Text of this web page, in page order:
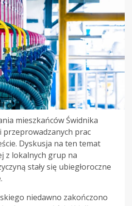
mieszkańców Świdnika
prac
Dyskusja na ten temat
z lokalnych grup na
stały się ubiegłoroczne
niedawno zakończono